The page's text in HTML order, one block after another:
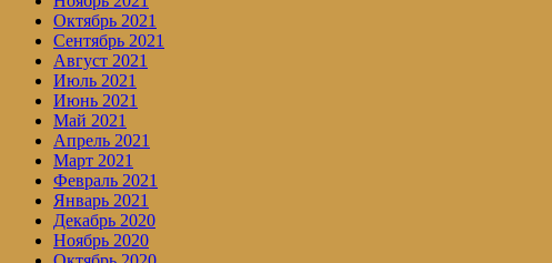
Октябрь 2021
Сентябрь 2021
Август 2021
Июль 2021
Июнь 2021
Май 2021
Апрель 2021
Март 2021
Февраль 2021
Январь 2021
Декабрь 2020
Ноябрь 2020